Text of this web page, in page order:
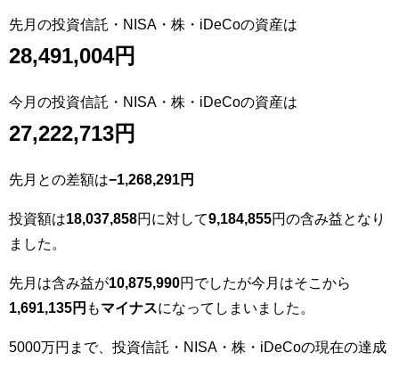
先月の投資信託・NISA・株・iDeCoの資産は
28,491,004円
今月の投資信託・NISA・株・iDeCoの資産は
27,222,713 円
先月との差額は−1,268,291円
投資額は18,037,858円に対して9,184,855円の含み益となり
ました。
先月は含み益が10,875,990円でしたが今月はそこから
1,691,135円 もマイナスになってしまいました。
5000万円まで、投資信託・NISA・株・iDeCoの現在の達成